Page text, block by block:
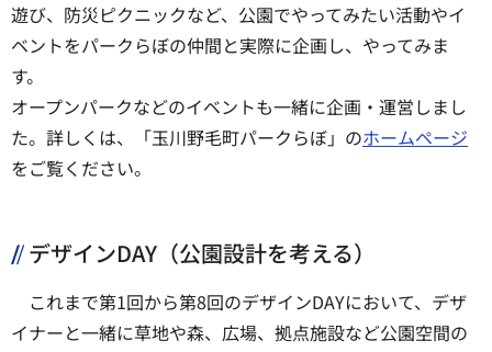
遊び、防災ピクニックなど、公園でやってみたい活動やイ
ベントをパークらぼの仲間と実際に企画し、やってみま
す。
オープンパークなどのイベントも一緒に企画・運営しまし
た。詳しくは、「玉川野毛町パークらぼ」のホームページ
をご覧ください。
デザインDAY（公園設計を考える）
これまで第1回から第8回のデザインDAYにおいて、デザ
イナーと一緒に草地や森、広場、拠点施設など公園空間の